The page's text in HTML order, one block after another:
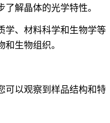
解晶体的光学特性。
学、材料科学和生物学等
生物组织。
可以观察到样品结构和特